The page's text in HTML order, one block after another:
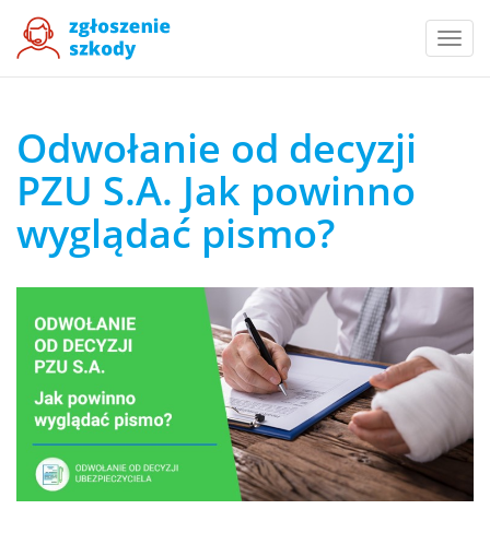
Odwołanie od decyzji
PZU S.A. Jak powinno
wyglądać pismo?